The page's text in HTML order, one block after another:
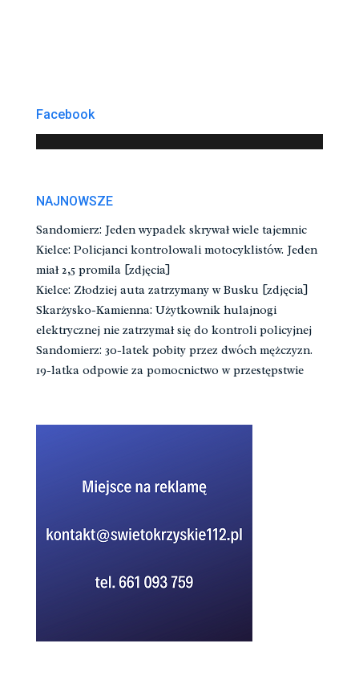
Facebook
NAJNOWSZE
Sandomierz: Jeden wypadek skrywał wiele tajemnic
Kielce: Policjanci kontrolowali motocyklistów. Jeden
miał 2,5 promila [zdjęcia]
Kielce: Złodziej auta zatrzymany w Busku [zdjęcia]
Skarżysko-Kamienna: Użytkownik hulajnogi
elektrycznej nie zatrzymał się do kontroli policyjnej
Sandomierz: 30-latek pobity przez dwóch mężczyzn.
19-latka odpowie za pomocnictwo w przestępstwie